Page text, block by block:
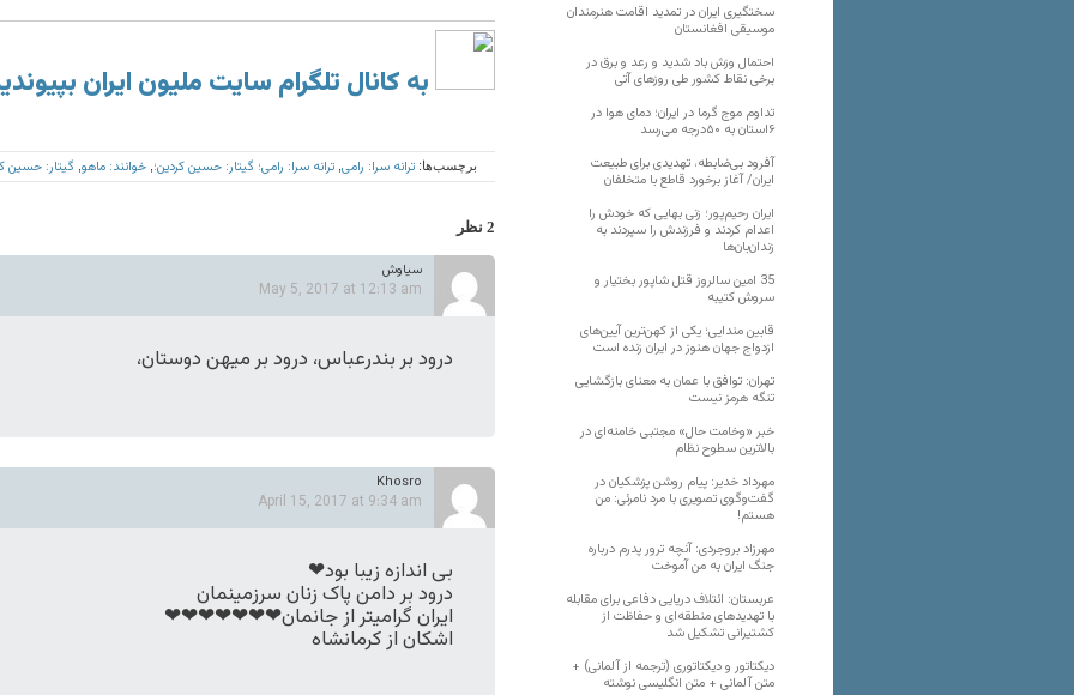
به کانال تلگرام سایت ملیون ایران
برچسب‌ها: ترانه سرا: رامی ترانه سرا: رامی؛ گیتار: حسین کردین؛ خوانند: ماهو گیتار: حسین
2 نظر
سیاوش
May 5, 2017 at 12:13 am
درود بر بندرعباس، درود بر میهن دوستان،
Khosro
April 15, 2017 at 9:34 am
بی اندازه زیبا بود❤
درود بر دامن پاک زنان سرزمینمان
ایران گرامیتر از جانمان❤❤❤❤❤❤❤
اشکان از کرمانشاه
سختگیری ایران در تمدید اقامت هنرمندان
موسیقی افغانستان
احتمال وزش باد شدید و رعد و برق در
برخی نقاط کشور طی روزهای آتی
تداوم موج گرما در ایران؛ دمای هوا در
۶استان به ۵۰درجه می‌رسد
آفرود بی‌ضابطه، تهدیدی برای طبیعت
ایران/ آغاز برخورد قاطع با متخلفان
ایران رحیم‌پور؛ زنی بهایی که خودش را
اعدام کردند و فرزندش را سپردند به
زندان‌بان‌ها
35 امین سالروز قتل شاپور بختیار و
سروش کتیبه
قابین مندایی؛ یکی از کهن‌ترین آیین‌های
ازدواج جهان هنوز در ایران زنده است
تهران: توافق با عمان به معنای بازگشایی
تنگه هرمز نیست
خبر «وخامت حال» مجتبی خامنه‌ای در
بالاترین سطوح نظام
مهرداد خدیر: پیام روشن پزشکیان در
گفت‌و‌گوی تصویری با مرد نامرئی: من
هستم!
مهرزاد بروجردی: آنچه ترور پدرم درباره
جنگ ایران به من آموخت
عربستان: ائتلاف دریایی دفاعی برای مقابله
با تهدیدهای منطقه‌ای و حفاظت از
کشتیرانی تشکیل شد
دیکتاتور و دیکتاتوری (ترجمه از آلمانی) +
متن آلمانی + متن انگلیسی نوشته